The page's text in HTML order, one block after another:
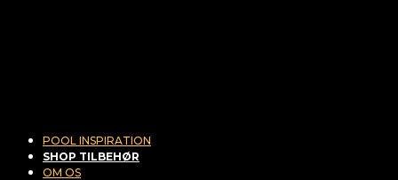
POOL INSPIRATION
SHOP TILBEHØR
OM OS